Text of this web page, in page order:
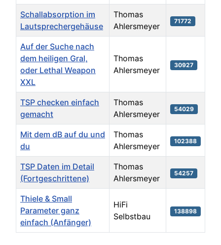
Schallabsorption im
Lautsprechergehäuse
Thomas
Ahlersmeyer
71772
Auf der Suche nach
dem heiligen Gral,
oder Lethal Weapon
XXL
Thomas
Ahlersmeyer
30927
TSP checken einfach
gemacht
Thomas
Ahlersmeyer
54029
Mit dem dB auf du und
du
Thomas
Ahlersmeyer
102388
TSP Daten im Detail
(Fortgeschrittene)
Thomas
Ahlersmeyer
54257
Thiele & Small
Parameter ganz
einfach (Anfänger)
HiFi
Selbstbau
138898